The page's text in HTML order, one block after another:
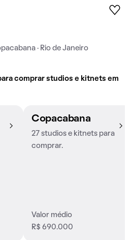
· Rio de Janeiro
comprar studios e kitnets em
Copacabana
27 studios e kitnets para
comprar.
Valor médio
R$ 690.000